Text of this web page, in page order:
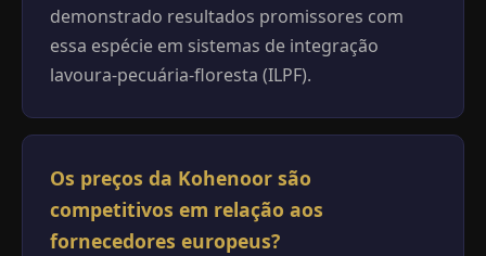
demonstrado resultados promissores com
essa espécie em sistemas de integração
lavoura-pecuária-floresta (ILPF).
Os preços da Kohenoor são
competitivos em relação aos
fornecedores europeus?